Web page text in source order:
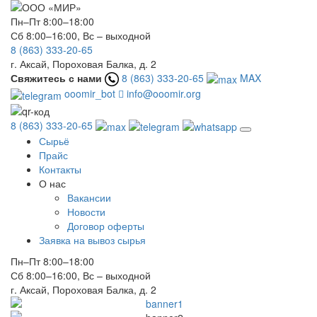
Пн–Пт 8:00–18:00
Сб 8:00–16:00, Вс – выходной
8 (863) 333-20-65
г. Аксай, Пороховая Балка, д. 2
Свяжитесь с нами
8 (863) 333-20-65
MAX
ooomir_bot
info@ooomir.org
8 (863) 333-20-65
Сырьё
Прайс
Контакты
О нас
Вакансии
Новости
Договор оферты
Заявка на вывоз сырья
Пн–Пт 8:00–18:00
Сб 8:00–16:00, Вс – выходной
г. Аксай, Пороховая Балка, д. 2